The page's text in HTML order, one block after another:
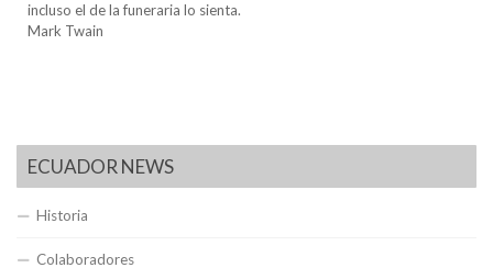
incluso el de la funeraria lo sienta.
Mark Twain
ECUADOR NEWS
Historia
Colaboradores